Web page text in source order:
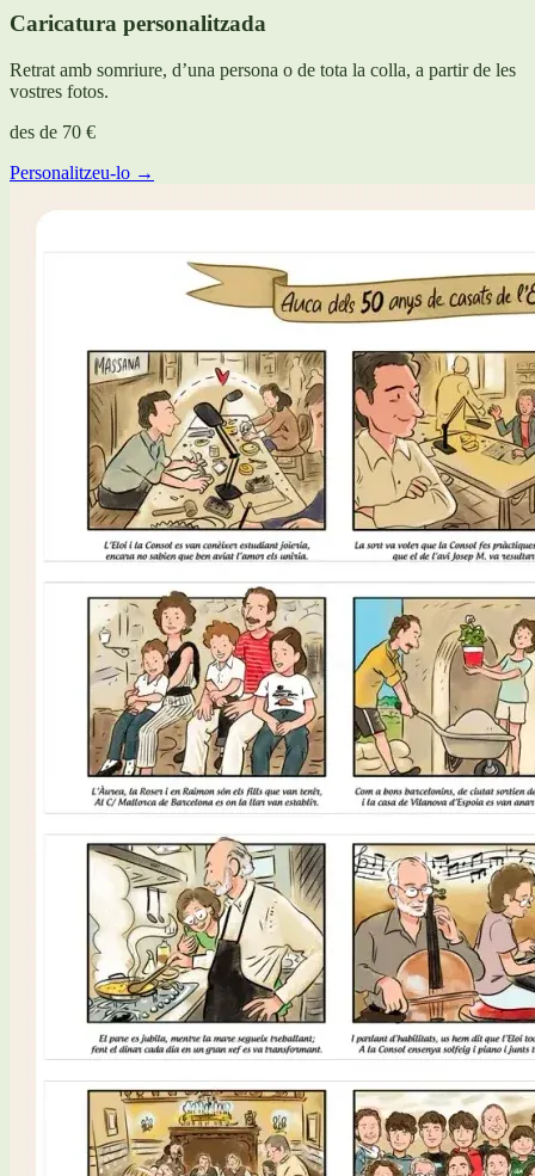
Caricatura personalitzada
Retrat amb somriure, d’una persona o de tota la colla, a partir de les
vostres fotos.
des de 70 €
Personalitzeu-lo →